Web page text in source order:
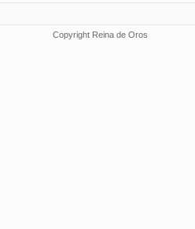
Copyright Reina de Oros